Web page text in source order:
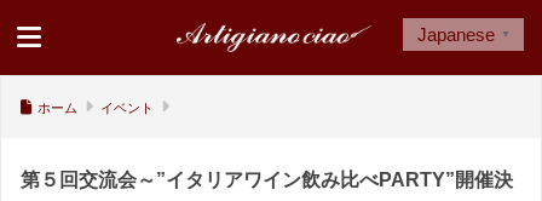
ホーム イベント
第５回交流会～”イタリアワイン飲み比べPARTY”開催決
Japanese ▼